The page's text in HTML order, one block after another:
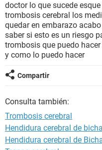
BIENESTAR
SEXUALIDAD
GLOSARIO
doctor lo que sucede
trombosis cerebral los
quedar en embarazo
saber si esto es un riesgo
trombosis que puedo
y como lo puedo hacer
Compartir
Consulta también:
Trombosis cerebral
Hendidura cerebral de
Hendidura cerebral de